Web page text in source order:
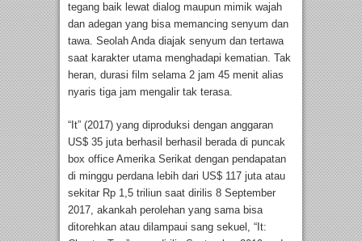
tegang baik lewat dialog maupun mimik wajah
dan adegan yang bisa memancing senyum dan
tawa. Seolah Anda diajak senyum dan tertawa
saat karakter utama menghadapi kematian. Tak
heran, durasi film selama 2 jam 45 menit alias
nyaris tiga jam mengalir tak terasa.
“It” (2017) yang diproduksi dengan anggaran
US$ 35 juta berhasil berhasil berada di puncak
box office Amerika Serikat dengan pendapatan
di minggu perdana lebih dari US$ 117 juta atau
sekitar Rp 1,5 triliun saat dirilis 8 September
2017, akankah perolehan yang sama bisa
ditorehkan atau dilampaui sang sekuel, “It: